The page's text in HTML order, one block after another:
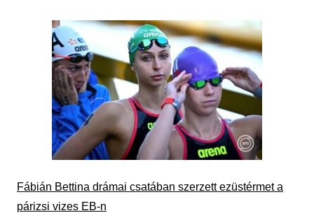
Fábián Bettina drámai csatában szerzett ezüstérmet a
párizsi vizes EB-n